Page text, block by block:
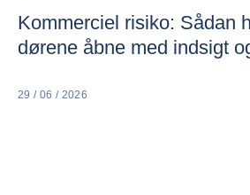
Kommerciel risiko: Sådan
dørene åbne med indsigt
29 / 06 / 2026